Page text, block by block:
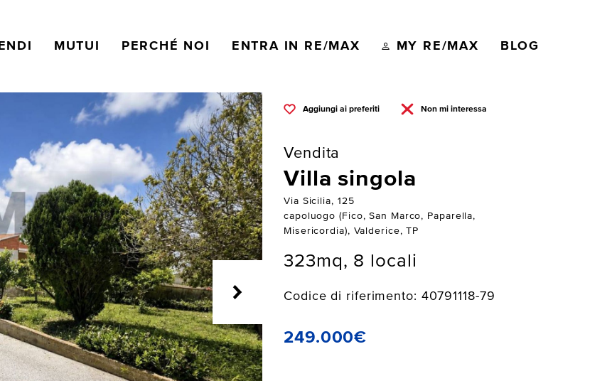
MUTUI PERCHÉ NOI ENTRA IN RE/MAX MY RE/MAX BLOG
Aggiungi ai preferiti Non mi interessa
Vendita
Villa singola
Via Sicilia, 125
capoluogo (Fico, San Marco, Paparella,
Misericordia), Valderice, TP
323mq, 8 locali
Codice di riferimento: 40791118-79
249.000€